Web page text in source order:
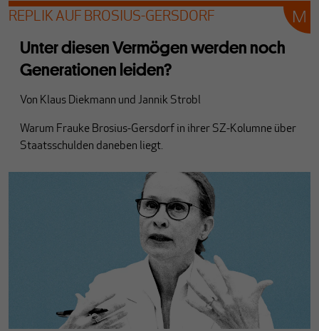
REPLIK AUF BROSIUS-GERSDORF
Unter diesen Vermögen werden noch
Generationen leiden?
Von Klaus Diekmann und Jannik Strobl
Warum Frauke Brosius-Gersdorf in ihrer SZ-Kolumne über
Staatsschulden daneben liegt.